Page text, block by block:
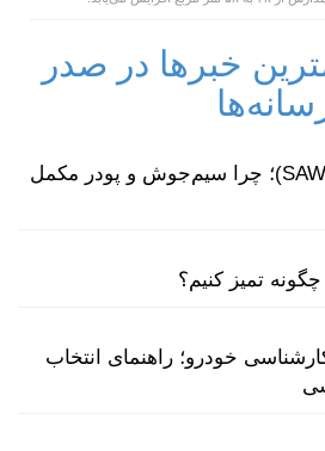
خبرها در صدر
جوشکاری زیرپودری (SAW)؛ چرا سیم‌جوش و پودر مکمل
تمیز کنیم؟
خودرو؛ راهنمای انتخاب